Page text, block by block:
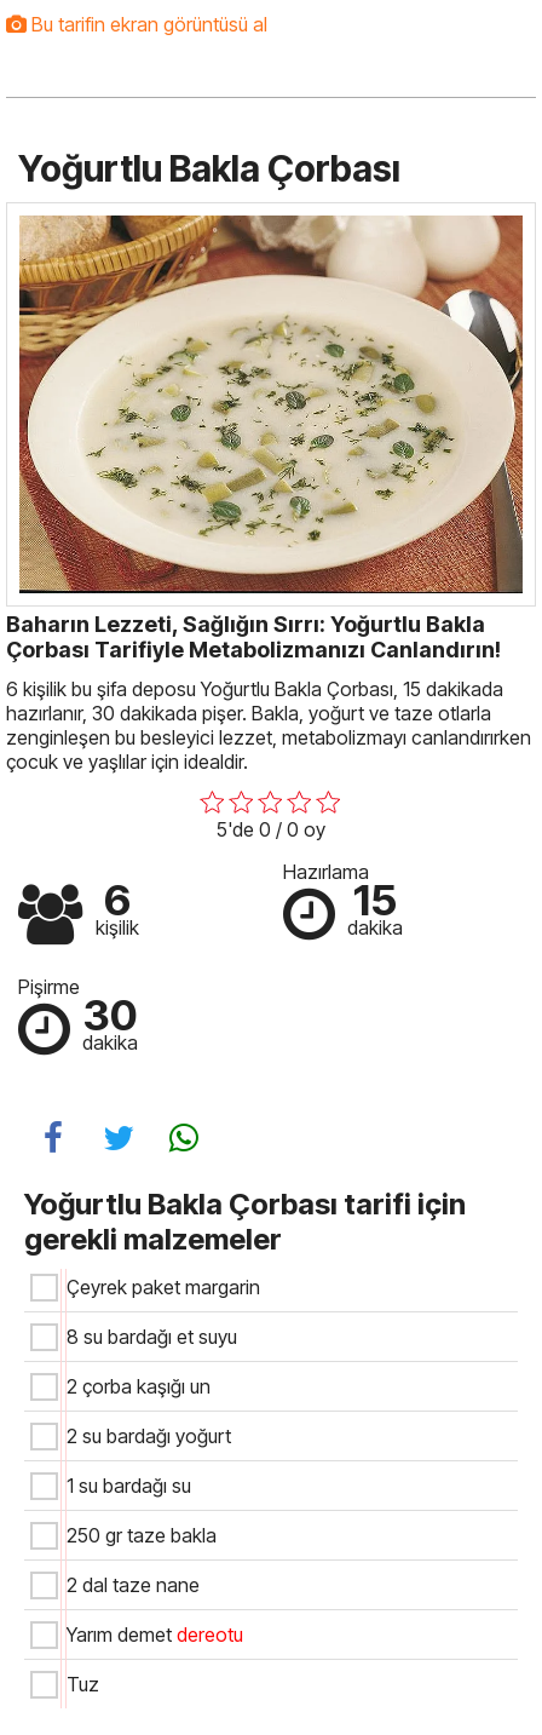
Bu tarifin ekran görüntüsü al
Yoğurtlu Bakla Çorbası
Baharın Lezzeti, Sağlığın Sırrı: Yoğurtlu Bakla
Çorbası Tarifiyle Metabolizmanızı Canlandırın!
6 kişilik bu şifa deposu Yoğurtlu Bakla Çorbası, 15 dakikada
hazırlanır, 30 dakikada pişer. Bakla, yoğurt ve taze otlarla
zenginleşen bu besleyici lezzet, metabolizmayı canlandırırken
çocuk ve yaşlılar için idealdir.
5'de 0 / 0 oy
6
kişilik
Hazırlama
15
dakika
Pişirme
30
dakika
Yoğurtlu Bakla Çorbası tarifi için
gerekli malzemeler
Çeyrek paket margarin
8 su bardağı et suyu
2 çorba kaşığı un
2 su bardağı yoğurt
1 su bardağı su
250 gr taze bakla
2 dal taze nane
Yarım demet dereotu
Tuz